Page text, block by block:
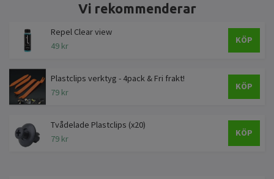
Vi rekommenderar
Repel Clear view
49 kr
KÖP
Plastclips verktyg - 4pack & Fri frakt!
79 kr
KÖP
Tvådelade Plastclips (x20)
79 kr
KÖP